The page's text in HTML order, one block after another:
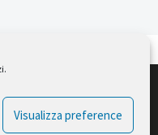
Visualizza preference